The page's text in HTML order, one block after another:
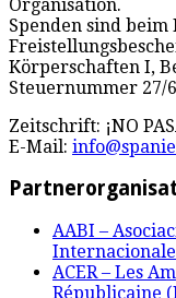
Organisation.
Spenden sind
Körperschaften I,
Steuernummer 27/
Zeitschrift: ¡NO
E-Mail:
AABI –
ACER – Les
Républicaine